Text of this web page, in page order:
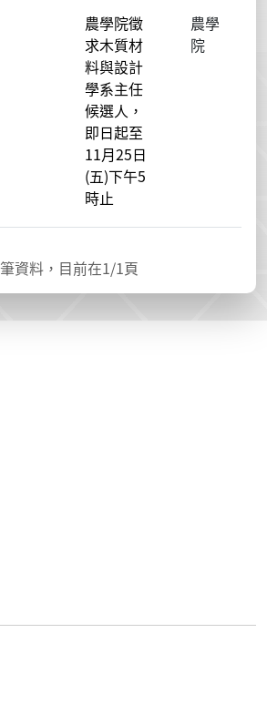
農學院徵
求木質材
料與設計
學系主任
候選人，
即日起至
11月25日
(五)下午5
時止
農學
院
筆資料，目前在1/1頁